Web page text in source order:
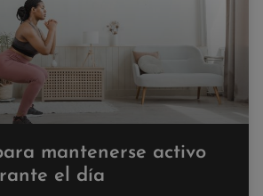
mantenerse activo
el día